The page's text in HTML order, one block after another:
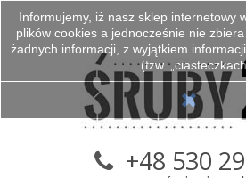
+48 530
Informujemy, iż nasz sklep internetowy
plików cookies a jednocześnie nie
żadnych informacji, z wyjątkiem
(tzw.